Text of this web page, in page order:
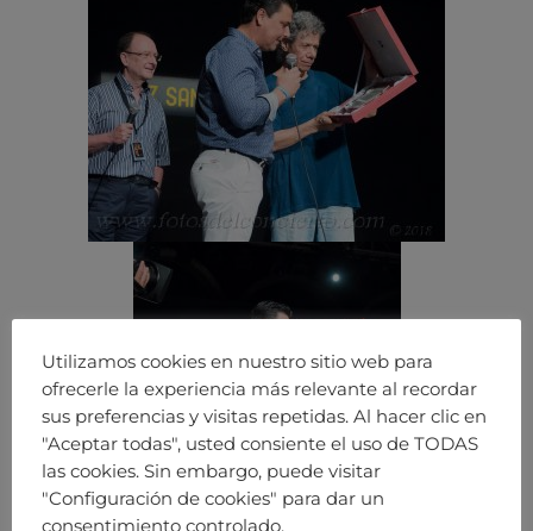
Utilizamos cookies en nuestro sitio web para
ofrecerle la experiencia más relevante al recordar
sus preferencias y visitas repetidas. Al hacer clic en
"Aceptar todas", usted consiente el uso de TODAS
las cookies. Sin embargo, puede visitar
"Configuración de cookies" para dar un
consentimiento controlado.